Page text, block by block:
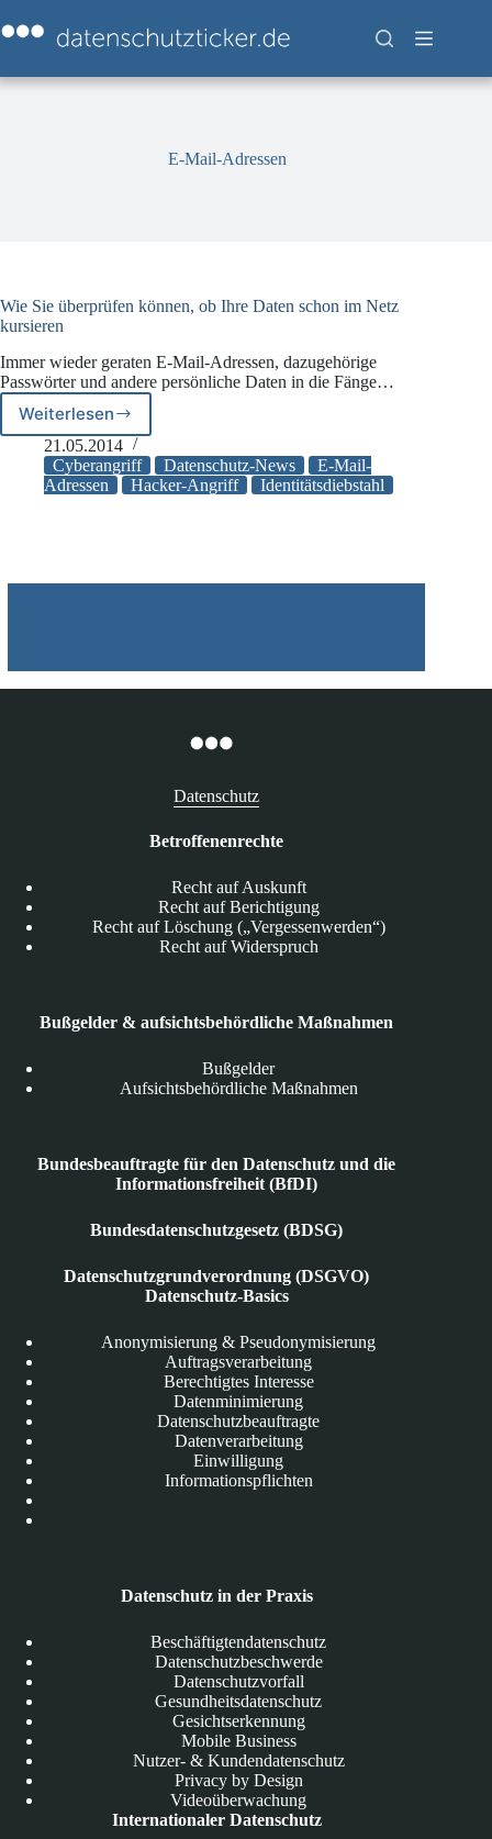
Inhalt
springen
E-Mail-Adressen
Wie Sie überprüfen können, ob Ihre Daten schon im Netz
kursieren
Immer wieder geraten E-Mail-Adressen, dazugehörige
Passwörter und andere persönliche Daten in die Fänge…
Weiterlesen
Wie
Sie
überprüfen
können,
im
21.05.2014
Cyberangriff
Datenschutz-News
E-Mail-
Adressen
Hacker-Angriff Identitätsdiebstahl
Datenschutz
Betroffenenrechte
Recht auf Auskunft
Recht auf Berichtigung
Recht auf Löschung („Vergessenwerden“)
Recht auf Widerspruch
Bußgelder & aufsichtsbehördliche Maßnahmen
Bußgelder
Aufsichtsbehördliche Maßnahmen
Bundesbeauftragte für den Datenschutz und die
Informationsfreiheit (BfDI)
Bundesdatenschutzgesetz (BDSG)
Datenschutzgrundverordnung (DSGVO)
Datenschutz-Basics
Anonymisierung & Pseudonymisierung
Auftragsverarbeitung
Berechtigtes Interesse
Datenminimierung
Datenschutzbeauftragte
Datenverarbeitung
Einwilligung
Informationspflichten
Datenschutz in der Praxis
Beschäftigtendatenschutz
Datenschutzbeschwerde
Datenschutzvorfall
Gesundheitsdatenschutz
Gesichtserkennung
Mobile Business
Nutzer- & Kundendatenschutz
Privacy by Design
Videoüberwachung
Internationaler Datenschutz